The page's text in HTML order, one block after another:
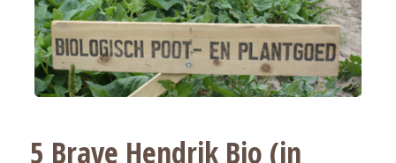
5 Brave Hendrik Bio (in